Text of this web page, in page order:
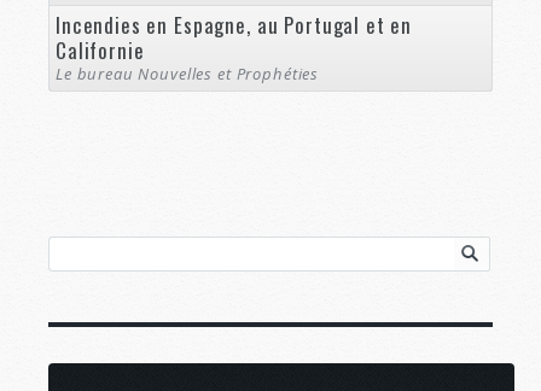
Incendies en Espagne, au Portugal et en
Californie
Le bureau Nouvelles et Prophéties